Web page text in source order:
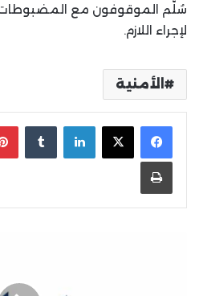
سُلّم الموقوفون مع المضبوطات
لإجراء اللازم.
الأمنية
لينكدإن
طباعة